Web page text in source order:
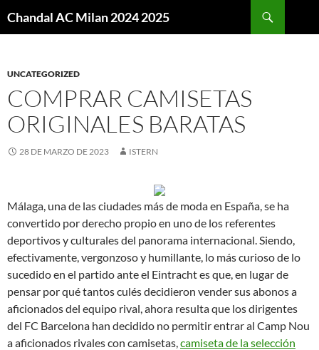
Chandal AC Milan 2024 2025
UNCATEGORIZED
COMPRAR CAMISETAS
ORIGINALES BARATAS
28 DE MARZO DE 2023 ISTERN
Málaga, una de las ciudades más de moda en España, se ha
convertido por derecho propio en uno de los referentes
deportivos y culturales del panorama internacional. Siendo,
efectivamente, vergonzoso y humillante, lo más curioso de lo
sucedido en el partido ante el Eintracht es que, en lugar de
pensar por qué tantos culés decidieron vender sus abonos a
aficionados del equipo rival, ahora resulta que los dirigentes
del FC Barcelona han decidido no permitir entrar al Camp Nou
a aficionados rivales con camisetas,camiseta de la selección